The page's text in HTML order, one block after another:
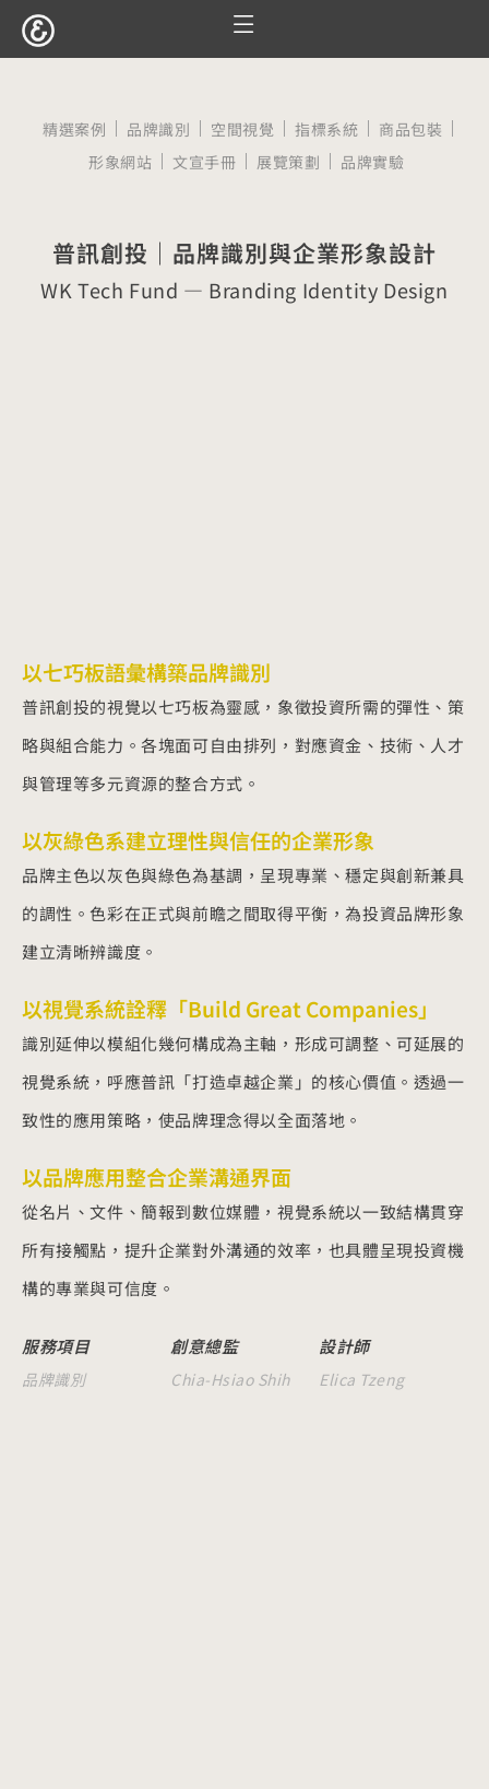
精選案例 品牌識別 空間視覺 指標系統
商品包裝
形象網站
文宣手冊 展覽策劃 品牌實驗
普訊創投｜品牌識別與企業形象設計
WK Tech Fund — Branding Identity Design
服務項目
品牌識別
創意總監
Chia-Hsiao Shih
設計師
Elica Tzeng
以七巧板語彙構築品牌識別
普訊創投的視覺以七巧板為靈感，象徵投資所需的彈性、策
略與組合能力。各塊面可自由排列，對應資金、技術、人才
與管理等多元資源的整合方式。
以灰綠色系建立理性與信任的企業形象
品牌主色以灰色與綠色為基調，呈現專業、穩定與創新兼具
的調性。色彩在正式與前瞻之間取得平衡，為投資品牌形象
建立清晰辨識度。
以視覺系統詮釋「Build Great Companies」
識別延伸以模組化幾何構成為主軸，形成可調整、可延展的
視覺系統，呼應普訊「打造卓越企業」的核心價值。透過一
致性的應用策略，使品牌理念得以全面落地。
以品牌應用整合企業溝通界面
從名片、文件、簡報到數位媒體，視覺系統以一致結構貫穿
所有接觸點，提升企業對外溝通的效率，也具體呈現投資機
構的專業與可信度。